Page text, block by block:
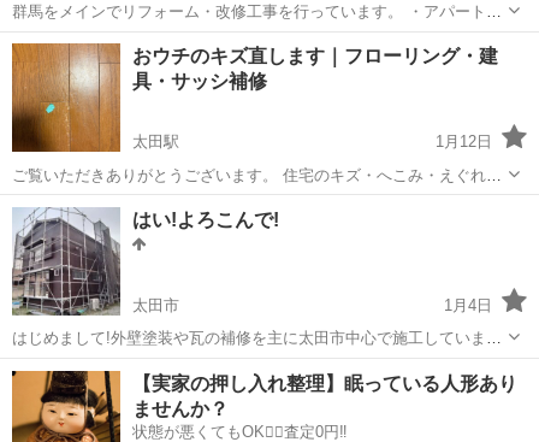
群馬をメインでリフォーム・改修工事を行っています。 ・アパートの
原状回復、内装リフォーム ・空き家の改修・再生工事 ・テナント改修
工事 ・外壁、屋根の修繕 ・店舗、工場の各種工事 自社施工の為でき
るだけコストを抑えたご提...
群馬 前橋市 新前橋駅 その他 テナント
おウチのキズ直します｜フローリング・建
具・サッシ補修
太田駅
1月12日
ご覧いただきありがとうございます。 住宅のキズ・へこみ・えぐれな
どの補修（リペア）を行っています。 ✔ フローリングのキズ ✔ 建
具・枠・巾木の欠け ✔ サッシ・金属部分の小キズ ✔ 引っ越し前後・
原状回復前の補修 「張...
群馬 太田市 太田駅
はい!よろこんで!
太田市
1月4日
はじめまして!外壁塗装や瓦の補修を主に太田市中心で施工していま
す。当社は提案から施工を家族で行っていますので、小さな工事や足
場をかけない施工実績が多くあります。ざっくばらんな話し合いも出
来ますのでぜひメールにてご相談ください...
群馬 太田市 その他 外壁塗装
【実家の押し入れ整理】眠っている人形あり
ませんか？
状態が悪くてもOK🙆‍♀️査定0円‼️